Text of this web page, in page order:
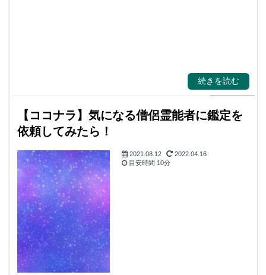
続きを読む
【ココナラ】気になる僧侶霊能者に鑑定を
依頼してみたら！
霊視・守護霊・スピ
リチャル
2021.08.12
2022.04.16
目安時間 10分